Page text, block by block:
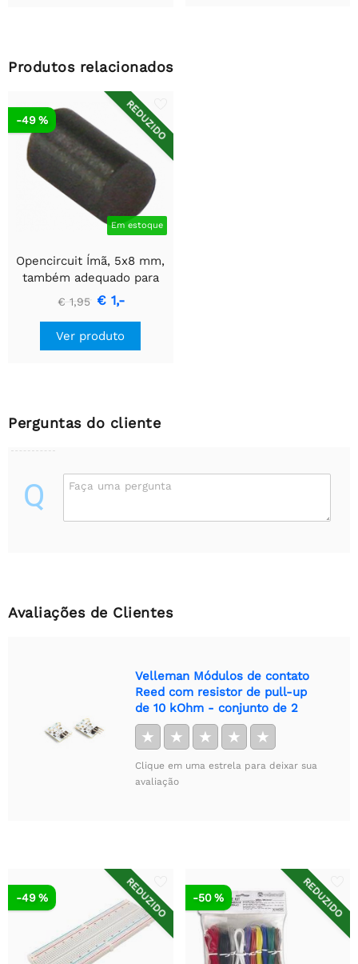
Produtos relacionados
REDUZIDO
Em estoque
-49 %
Opencircuit Ímã, 5x8 mm,
também adequado para
contatos reed
€ 1,95 € 1,-
Ver produto
Perguntas do cliente
Q Faça uma pergunta
Avaliações de Clientes
Velleman Módulos de contato
Reed com resistor de pull-up
de 10 kOhm - conjunto de 2
★ ★ ★ ★ ★
Clique em uma estrela para deixar sua
avaliação
REDUZIDO
-49 % REDUZIDO
-50 %